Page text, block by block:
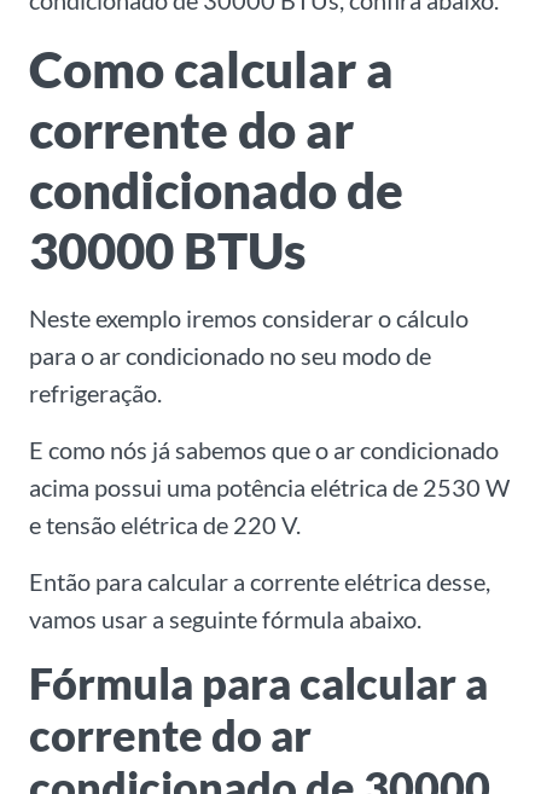
Como calcular a
corrente do ar
condicionado de
30000 BTUs
Neste exemplo iremos considerar o cálculo
para o ar condicionado no seu modo de
refrigeração.
E como nós já sabemos que o ar condicionado
acima possui uma potência elétrica de 2530 W
e tensão elétrica de 220 V.
Então para calcular a corrente elétrica desse,
vamos usar a seguinte fórmula abaixo.
Fórmula para calcular a
corrente do ar